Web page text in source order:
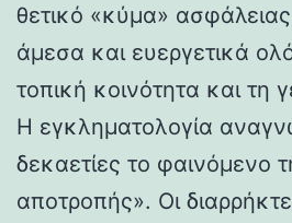
θετικό «κύμα»
άμεσα και ευεργετικά
τοπική κοινότητα και τη
Η εγκληματολογία
δεκαετίες το φαινόμενο
αποτροπής». Οι